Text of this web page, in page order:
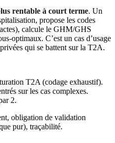
rentable à court terme. Un
propose les codes
calcule le GHM/GHS
optimaux. C’est un cas d’usage
qui se battent sur la T2A.
T2A (codage exhaustif).
sur les cas complexes.
2.
obligation de validation
pur), traçabilité.